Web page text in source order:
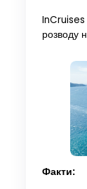
InCruises
розводу
Факти: